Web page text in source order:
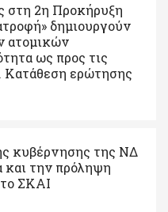
στη 2η Προκήρυξη
δημιουργούν
ατομικών
ως προς τις
Κατάθεση ερώτησης
κυβέρνησης της ΝΔ
και την πρόληψη
ΣΚΑΙ